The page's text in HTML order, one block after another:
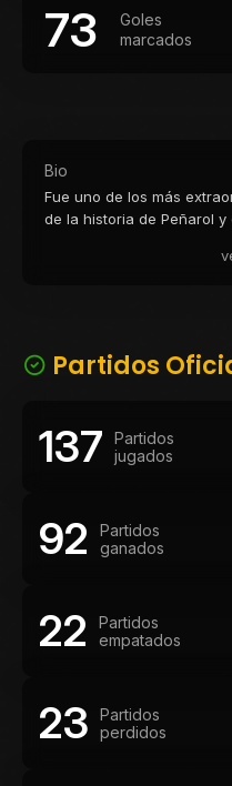
73
Goles
marcados
Bio
Fue uno de los más
de la historia de Peñarol
formando una sociedad
y 1917, siendo además
primera edición del
trascendió las canchas y
toda América, inspirando
mayores glorias de Peñarol.
Partidos
137
Partidos
jugados
92
Partidos
ganados
22
Partidos
empatados
23
Partidos
perdidos